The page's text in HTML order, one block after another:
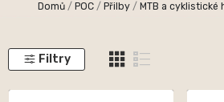
Domů POC Přilby MTB a cyklistické
Filtry